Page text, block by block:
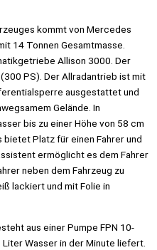
kommt von Mercedes
14 Tonnen Gesamtmasse.
Allison 3000. Der
PS). Der Allradantrieb ist mit
ausgestattet und
Gelände. In
bis zu einer Höhe von 58 cm
bietet Platz für einen Fahrer und
ermöglicht es dem Fahrer
neben dem Fahrzeug zu
lackiert und mit Folie in
aus einer Pumpe FPN 10-
Wasser in der Minute liefert.